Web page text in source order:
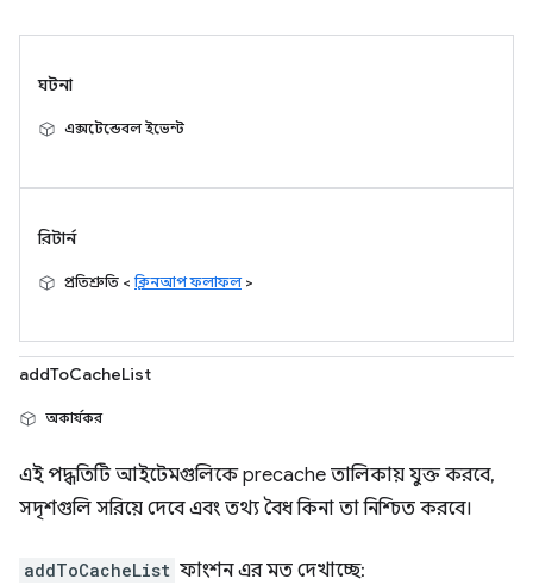
ঘটনা
এক্সটেন্ডেবল ইভেন্ট
রিটার্ন
প্রতিশ্রুতি <ক্লিনআপ ফলাফল>
addToCacheList
অকার্যকর
এই পদ্ধতিটি আইটেমগুলিকে precache তালিকায় যুক্ত করবে,
সদৃশগুলি সরিয়ে দেবে এবং তথ্য বৈধ কিনা তা নিশ্চিত করবে।
addToCacheList ফাংশন এর মত দেখাচ্ছে: